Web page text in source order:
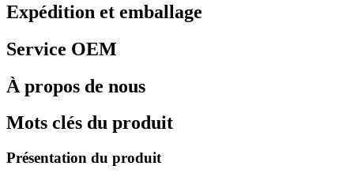
Expédition et emballage
Service OEM
À propos de nous
Mots clés du produit
Présentation du produit